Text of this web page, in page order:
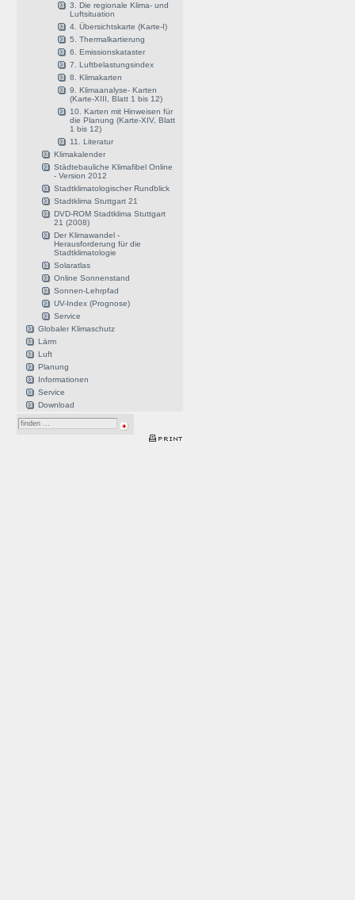
3. Die regionale Klima- und
Luftsituation
4. Übersichtskarte (Karte-I)
5. Thermalkartierung
6. Emissionskataster
7. Luftbelastungsindex
8. Klimakarten
9. Klimaanalyse- Karten
(Karte-XIII, Blatt 1 bis 12)
10. Karten mit Hinweisen für
die Planung (Karte-XIV, Blatt
1 bis 12)
11. Literatur
Klimakalender
Städtebauliche Klimafibel Online
- Version 2012
Stadtklimatologischer Rundblick
Stadtklima Stuttgart 21
DVD-ROM Stadtklima Stuttgart
21 (2008)
Der Klimawandel -
Herausforderung für die
Stadtklimatologie
Solaratlas
Online Sonnenstand
Sonnen-Lehrpfad
UV-Index (Prognose)
Service
Globaler Klimaschutz
Lärm
Luft
Planung
Informationen
Service
Download